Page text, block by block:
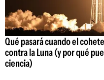
Qué pasará cuando el
contra la Luna (y por qué
ciencia)